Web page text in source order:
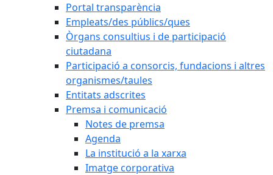
Portal transparència
Empleats/des públics/ques
Òrgans consultius i de participació
ciutadana
Participació a consorcis, fundacions i altres
organismes/taules
Entitats adscrites
Premsa i comunicació
Notes de premsa
Agenda
La institució a la xarxa
Imatge corporativa